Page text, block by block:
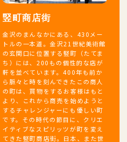
竪町商店街
金沢のまんなかにある、430メー
トルの一本道。金沢21世紀美術館
の玄関口に位置する竪町（たてま
ち）には、200もの個性的な店が
軒を並べています。400年も前か
ら脈々と時を刻んできたこの商人
の町は、買物をするお客様はもと
より、これから商売を始めようと
するチャレンジャーにも優しい町
です。その時代の節目に、クリエ
イティブなスピリッツが町を変え
てきた竪町商店街。日本、また世